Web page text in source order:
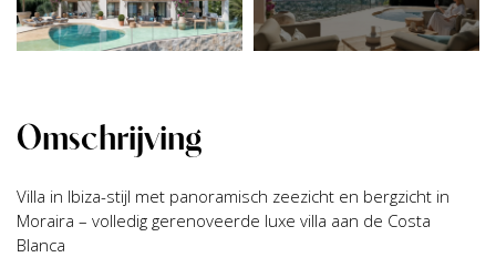
Omschrijving
Villa in Ibiza-stijl met panoramisch zeezicht en bergzicht in
Moraira – volledig gerenoveerde luxe villa aan de Costa
Blanca